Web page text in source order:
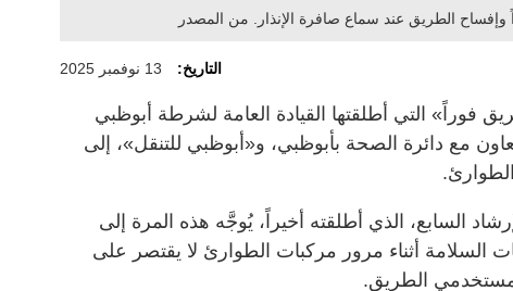
وإفساح الطريق عند سماع صافرة الإنذار. من المصدر
التاريخ: 13 نوفمبر 2025
فوراً» التي أطلقتها القيادة العامة لشرطة أبوظبي
مع دائرة الصحة بأبوظبي، و«أبوظبي للتنقل»، إلى
السابع، الذي أطلقته أخيراً، يُوجَّه هذه المرة إلى
السلامة أثناء مرور مركبات الطوارئ لا يقتصر على
الطريق.